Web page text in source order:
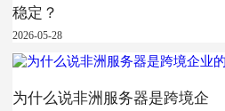
稳定？
2026-05-28
为什么说非洲服务器是跨境企